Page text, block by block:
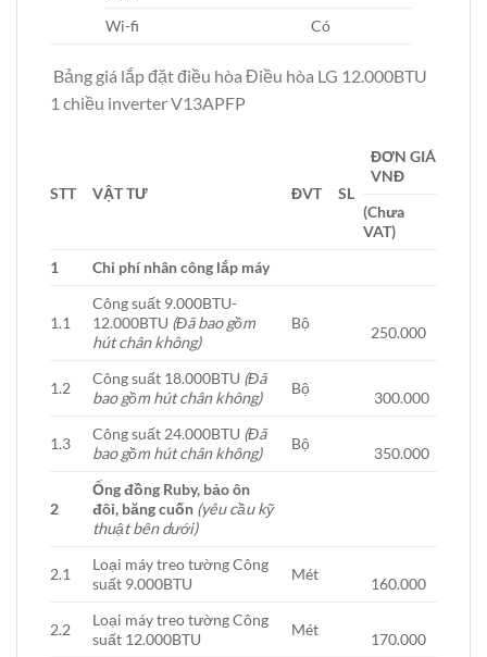
Wi-fi Có
Bảng giá lắp đặt điều hòa Điều hòa LG 12.000BTU
1 chiều inverter V13APFP
STT VẬT TƯ ĐVT SL
ĐƠN GIÁ
VNĐ
(Chưa
VAT)
1
Chi phí nhân công lắp máy
1.1
Công suất 9.000BTU-
12.000BTU (Đã bao gồm
hút chân không)
Bộ
250.000
1.2
Công suất 18.000BTU (Đã
bao gồm hút chân không)
Bộ
300.000
1.3
Công suất 24.000BTU (Đã
bao gồm hút chân không)
Bộ
350.000
2
Ống đồng Ruby, bảo ôn
đôi, băng cuốn (yêu cầu kỹ
thuật bên dưới)
2.1
Loại máy treo tường Công
suất 9.000BTU
Mét
160.000
2.2
Loại máy treo tường Công
suất 12.000BTU
Mét
170.000